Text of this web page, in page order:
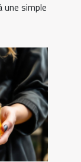
une simple